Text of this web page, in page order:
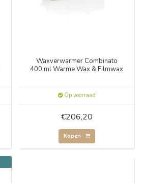
Waxverwarmer Combinato
400 ml Warme Wax & Filmwax
Op voorraad
€206,20
Kopen